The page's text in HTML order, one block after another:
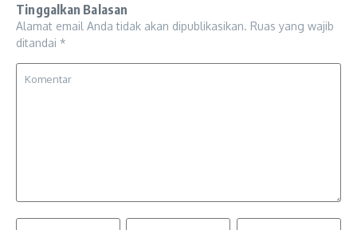
Tinggalkan Balasan
Alamat email Anda tidak akan dipublikasikan. Ruas yang wajib
ditandai *